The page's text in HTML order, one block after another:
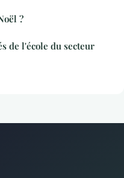
?
de l'école du secteur